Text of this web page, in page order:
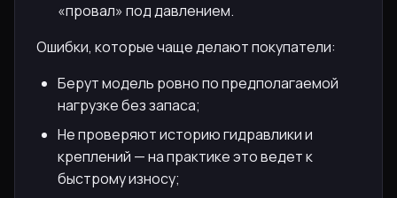
«провал» под давлением.
Ошибки, которые чаще делают покупатели:
Берут модель ровно по предполагаемой
нагрузке без запаса;
Не проверяют историю гидравлики и
креплений — на практике это ведет к
быстрому износу;